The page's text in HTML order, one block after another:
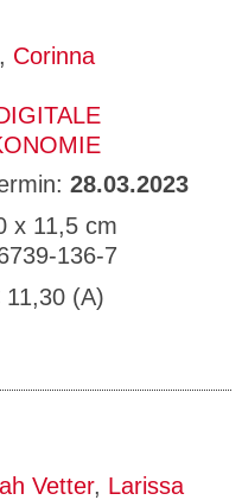
, Corinna
28.03.2023
x 11,5 cm
136-7
11,30 (A)
Vetter, Larissa